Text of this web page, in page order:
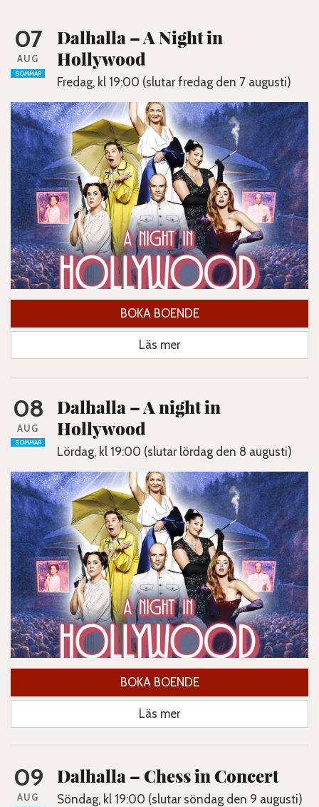
07
AUG
SOMMAR
Dalhalla – A Night in
Hollywood
Fredag, kl 19:00 (slutar fredag den 7 augusti)
BOKA BOENDE
Läs mer
08
AUG
SOMMAR
Dalhalla – A night in
Hollywood
Lördag, kl 19:00 (slutar lördag den 8 augusti)
BOKA BOENDE
Läs mer
09
AUG
Dalhalla – Chess in Concert
Söndag, kl 19:00 (slutar söndag den 9 augusti)